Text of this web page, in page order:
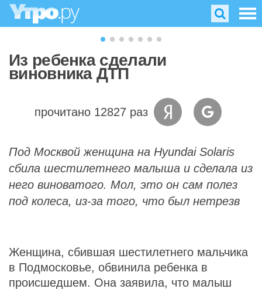
Из ребенка сделали
виновника ДТП
прочитано 12827 раз
Под Москвой женщина на Hyundai Solaris
сбила шестилетнего малыша и сделала из
него виноватого. Мол, это он сам полез
под колеса, из-за того, что был нетрезв
Женщина, сбившая шестилетнего мальчика
в Подмосковье, обвинила ребенка в
происшедшем. Она заявила, что малыш